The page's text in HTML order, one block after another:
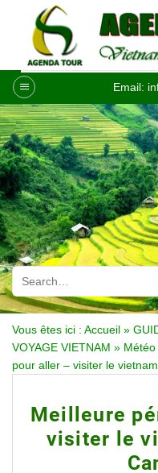
contenu
Email:
Vous êtes ici : Accueil »
VOYAGE VIETNAM »
pour aller – visiter le
Meilleure
visiter le